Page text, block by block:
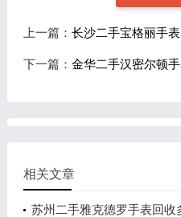
上一篇： 长沙二手宝格丽手
下一篇： 金华二手汉密尔顿
相关文章
苏州二手雅克德罗手表回收